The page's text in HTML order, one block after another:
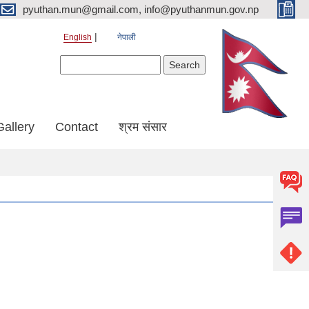
pyuthan.mun@gmail.com, info@pyuthanmun.gov.np
English नेपाली
Contact श्रम संसार